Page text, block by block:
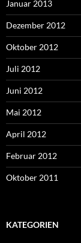
Januar 2013
Dezember 2012
Oktober 2012
Juli 2012
Juni 2012
Mai 2012
April 2012
Februar 2012
Oktober 2011
KATEGORIEN